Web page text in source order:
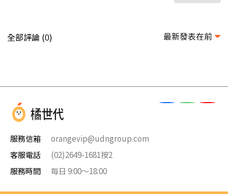
全部評論 (0) 最新發表在前
服務信箱
orangevip@udngroup.com
客服電話
(02)2649-1681按2
服務時間
每日 9:00～18:00